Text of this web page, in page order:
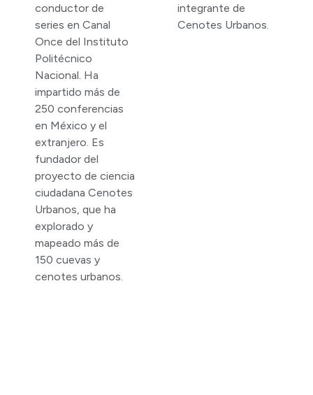
conductor de
series en Canal
Once del Instituto
Politécnico
Nacional. Ha
impartido más de
250 conferencias
en México y el
extranjero. Es
fundador del
proyecto de ciencia
ciudadana Cenotes
Urbanos, que ha
explorado y
mapeado más de
150 cuevas y
cenotes urbanos.
integrante de
Cenotes Urbanos.